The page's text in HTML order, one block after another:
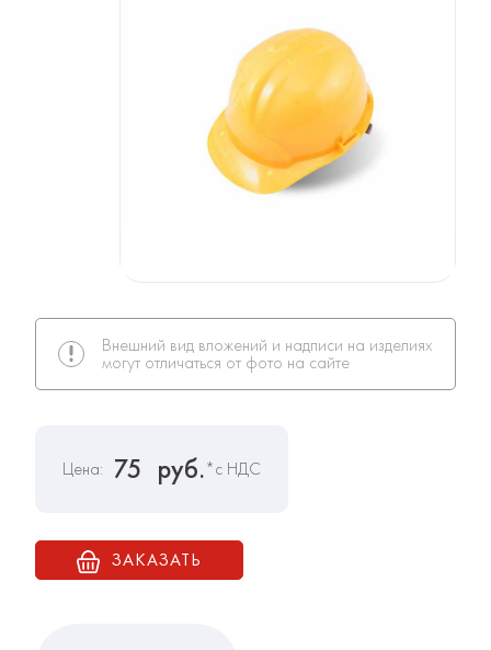
Внешний вид вложений и надписи на изделиях
могут отличаться от фото на сайте
Цена: 75 руб.*с НДС
ЗАКАЗАТЬ